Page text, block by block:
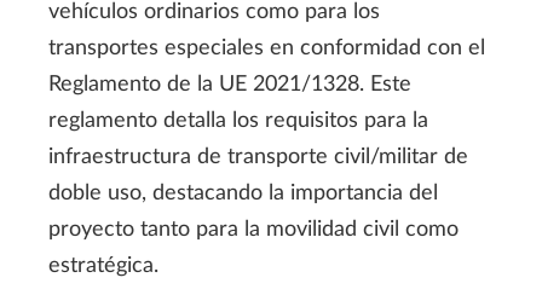
vehículos ordinarios como para los
transportes especiales en conformidad con el
Reglamento de la UE 2021/1328. Este
reglamento detalla los requisitos para la
infraestructura de transporte civil/militar de
doble uso, destacando la importancia del
proyecto tanto para la movilidad civil como
estratégica.